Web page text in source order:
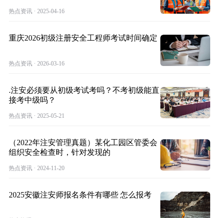
热点资讯 · 2025-04-16
重庆2026初级注册安全工程师考试时间确定
热点资讯 · 2026-03-16
.注安必须要从初级考试考吗？不考初级能直
接考中级吗？
热点资讯 · 2025-05-21
（2022年注安管理真题）某化工园区管委会
组织安全检查时，针对发现的
热点资讯 · 2024-11-20
2025安徽注安师报名条件有哪些 怎么报考